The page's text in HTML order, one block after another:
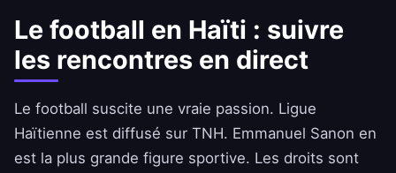
Le football en Haïti : suivre
les rencontres en direct
Le football suscite une vraie passion. Ligue
Haïtienne est diffusé sur TNH. Emmanuel Sanon en
est la plus grande figure sportive. Les droits sont